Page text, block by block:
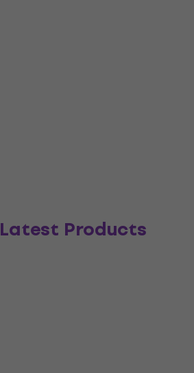
Latest Products